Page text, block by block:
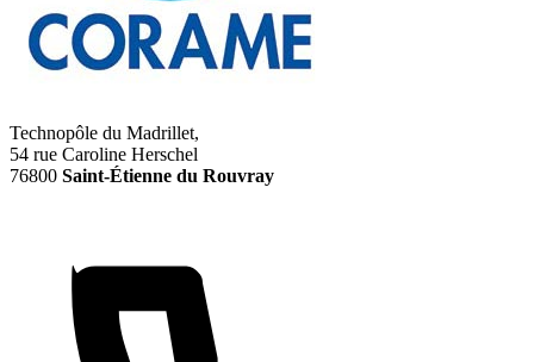
Technopôle du Madrillet,
54 rue Caroline Herschel
76800 Saint-Étienne du Rouvray